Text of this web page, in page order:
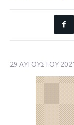
29 ΑΥΓΟΎΣΤΟΥ 2021